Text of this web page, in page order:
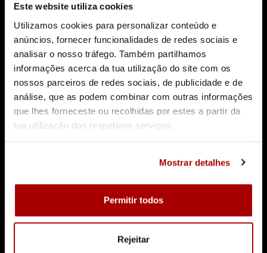
Este website utiliza cookies
Utilizamos cookies para personalizar conteúdo e
anúncios, fornecer funcionalidades de redes sociais e
analisar o nosso tráfego. Também partilhamos
informações acerca da tua utilização do site com os
nossos parceiros de redes sociais, de publicidade e de
análise, que as podem combinar com outras informações
que lhes forneceste ou recolhidas por estes a partir da
tua utilização dos respetivos serviços.
Mostrar detalhes
Permitir todos
Rejeitar